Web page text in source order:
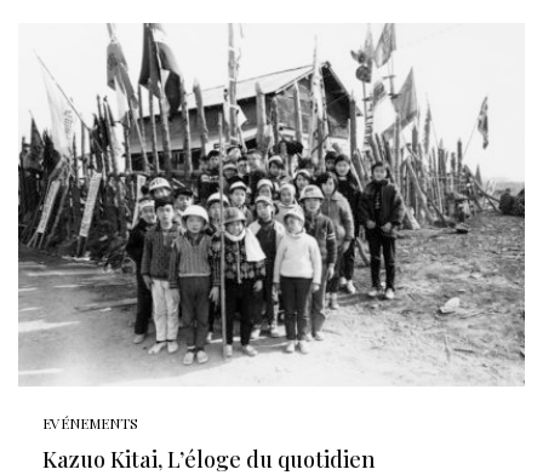
EVÉNEMENTS
Kazuo Kitai, L’éloge du quotidien